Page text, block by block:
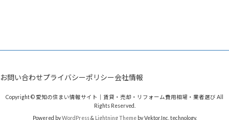
お問い合わせプライバシーポリシー会社情報
Copyright © 愛知の住まい情報サイト｜賃貸・売却・リフォーム費用相場・業者選び All
Rights Reserved.
Powered byWordPress& Lightning Themeby Vektor,Inc. technology.